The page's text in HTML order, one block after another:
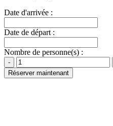
Date d'arrivée :
Date de départ :
Nombre de personne(s) :